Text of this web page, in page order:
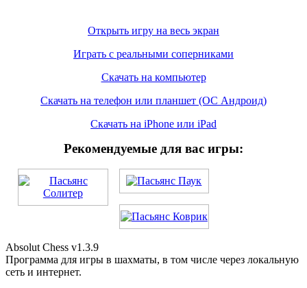
Открыть игру на весь экран
Играть с реальными соперниками
Скачать на компьютер
Скачать на телефон или планшет (ОС Андроид)
Скачать на iPhone или iPad
Рекомендуемые для вас игры:
Absolut Chess v1.3.9
Программа для игры в шахматы, в том числе через локальную
сеть и интернет.